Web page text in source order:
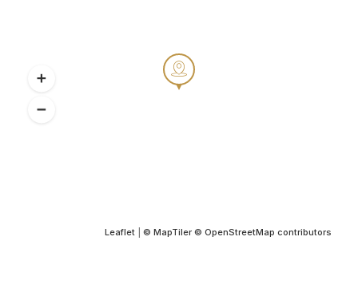
Leaflet © MapTiler © OpenStreetMap contributors